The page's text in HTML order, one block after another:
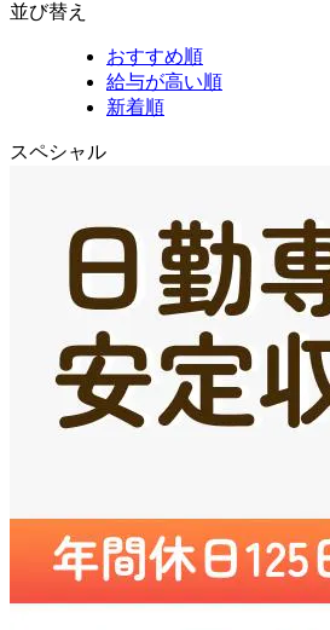
並び替え
おすすめ順
給与が高い順
新着順
スペシャル